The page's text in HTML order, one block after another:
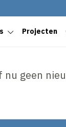
Projecten
nu geen